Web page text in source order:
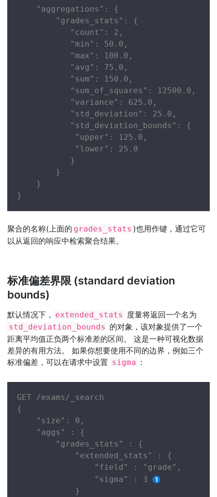
    "aggregations": {
        "grades_stats": {
           "count": 2,
           "min": 50.0,
           "max": 100.0,
           "avg": 75.0,
           "sum": 150.0,
           "sum_of_squares": 12500.0,
           "variance": 625.0,
           "std_deviation": 25.0,
           "std_deviation_bounds": {
            "upper": 125.0,
            "lower": 25.0
           }
        }
    }
}
聚合的名称(上面的 grades_stats )也用作键，通过它可
以从返回的响应中检索聚合结果。
标准偏差界限 (standard deviation
bounds)
默认情况下， extended_stats 度量将返回一个名为
std_deviation_bounds 的对象，该对象提供了一个
距离平均值正负两个标准差的区间。 这是一种可视化数据
差异的有用方法。 如果你想要使用不同的边界，例如三个
标准偏差，可以在请求中设置 sigma ：
GET /exams/_search
{
    "size": 0,
    "aggs" : {
        "grades_stats" : {
            "extended_stats" : {
                "field" : "grade",
                "sigma" : 3
            }